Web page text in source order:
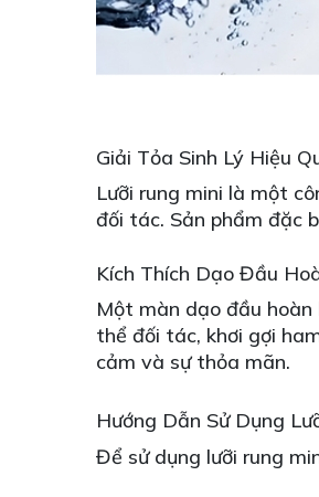
Giải Tỏa Sinh Lý Hiệu
Lưỡi rung mini là một
đối tác. Sản phẩm đặc
Kích Thích Dạo Đầu
Một màn dạo đầu
thể đối tác, khơi gợi
cảm và sự thỏa mãn.
Hướng Dẫn Sử Dụng
Để sử dụng lưỡi rung